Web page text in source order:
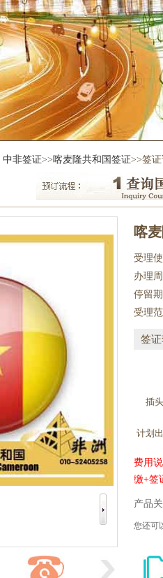
中非签证>>喀麦隆共和国签证>>签
喀
受理
办理
停留
受理
签
插
计划
费用
缴+签
产品
您还